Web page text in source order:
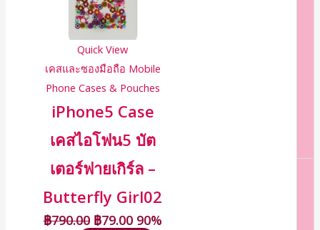
Quick View
เคสและซองมือถือ Mobile
Phone Cases & Pouches
iPhone5 Case
เคสไอโฟน5 บัต
เตอร์ฟายเกิร์ล –
Butterfly Girl02
฿790.00 ฿79.00 90%